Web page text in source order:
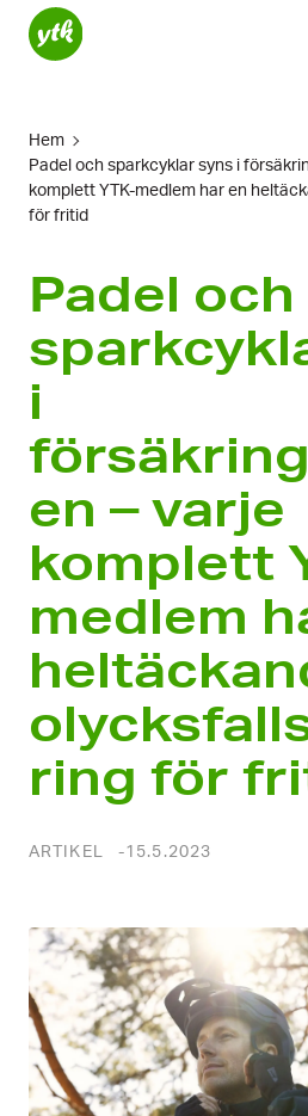
Skip
Hem
Padel och sparkcyklar syns i
komplett YTK-medlem har en
för fritid
Padel och
i
en – varje
komplett
medlem
ring för
ARTIKEL 15.5.2023